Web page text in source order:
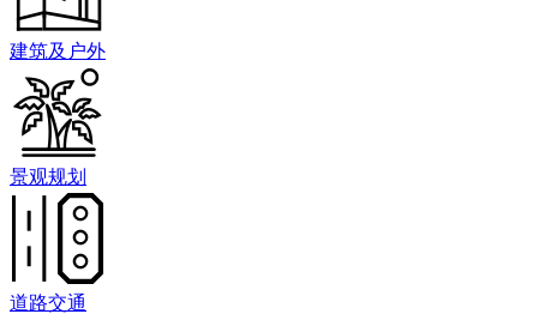
建筑及户外
景观规划
道路交通